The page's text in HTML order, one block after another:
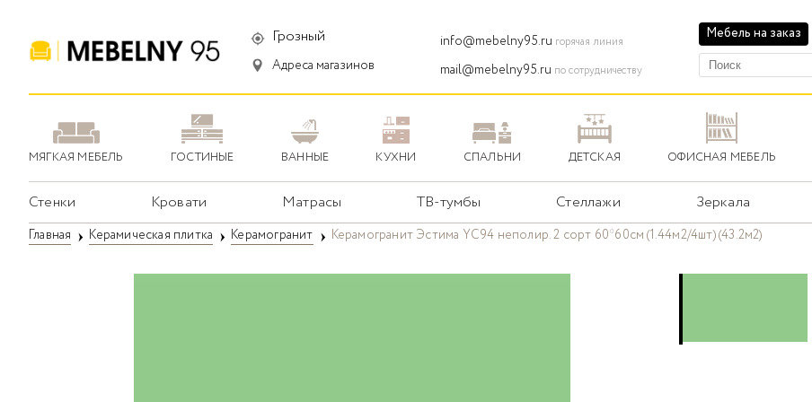
Грозный
Адреса магазинов
info@mebelny95.ru горячая линия
mail@mebelny95.ru по сотрудничеству
Мебель на заказ
МЯГКАЯ МЕБЕЛЬ ГОСТИНЫЕ ВАННЫЕ КУХНИ СПАЛЬНИ ДЕТСКАЯ ОФИСНАЯ МЕБЕЛЬ
Стенки Кровати Матрасы ТВ-тумбы Стеллажи Зеркала
Главная Керамическая плитка Керамогранит Керамогранит Эстима YC94 неполир. 2 сорт 60*60см (1.44м2/4шт) (43.2м2)